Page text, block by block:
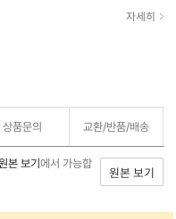
자세히
상품문의 교환/반품/배송
본 보기에서 가능합
원본 보기